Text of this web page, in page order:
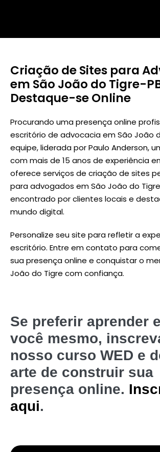
Criação de Sites para
em São João do Tigre-
Destaque-se Online
Procurando uma presença online
escritório de advocacia em São João
equipe, liderada porPaulo Anderson,
com mais de 15 anos de experiência
oferece serviços de criação de sites
para advogados em São João do
encontrado por clientes locais e
mundo digital.
Personalize seu site para refletir a
escritório. Entre em contato para
sua presença online e conquistar o
João do Tigre com confiança.
Se preferir aprender
você mesmo,
nosso curso WED e
arte de construir sua
presença online.
aqui.